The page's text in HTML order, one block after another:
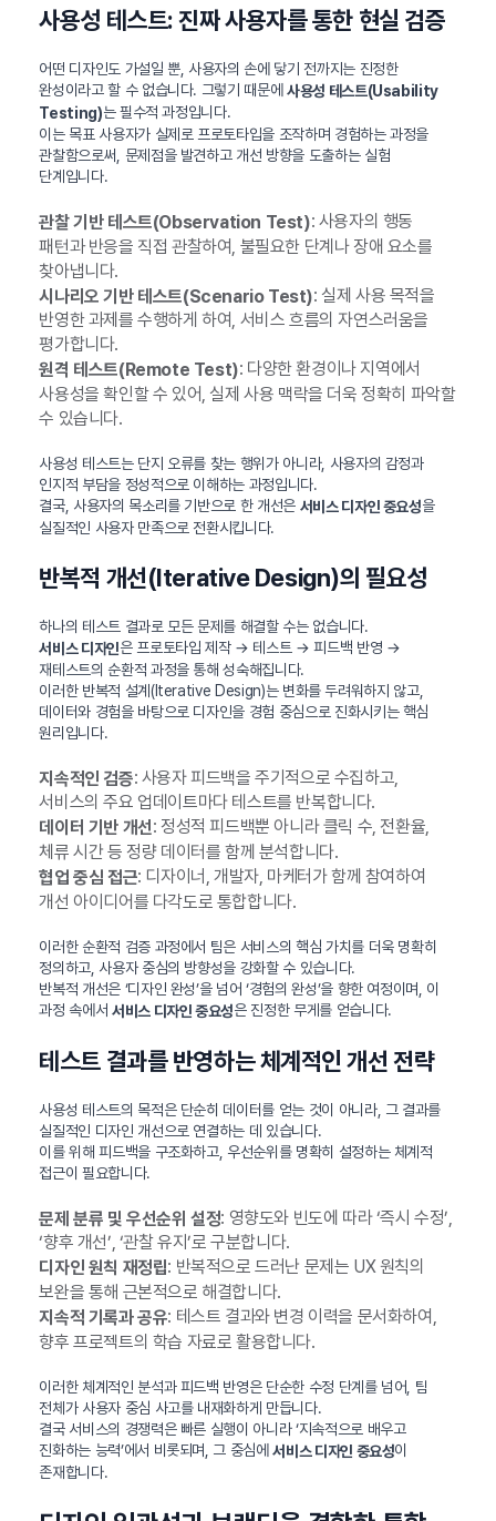
사용성 테스트: 진짜 사용자를 통한 현실 검증
어떤 디자인도 가설일 뿐, 사용자의 손에 닿기 전까지는 진정한
완성이라고 할 수 없습니다. 그렇기 때문에 사용성 테스트(Usability
Testing)는 필수적 과정입니다.
이는 목표 사용자가 실제로 프로토타입을 조작하며 경험하는 과정을
관찰함으로써, 문제점을 발견하고 개선 방향을 도출하는 실험
단계입니다.
관찰 기반 테스트(Observation Test): 사용자의 행동
패턴과 반응을 직접 관찰하여, 불필요한 단계나 장애 요소를
찾아냅니다.
시나리오 기반 테스트(Scenario Test): 실제 사용 목적을
반영한 과제를 수행하게 하여, 서비스 흐름의 자연스러움을
평가합니다.
원격 테스트(Remote Test): 다양한 환경이나 지역에서
사용성을 확인할 수 있어, 실제 사용 맥락을 더욱 정확히 파악할
수 있습니다.
사용성 테스트는 단지 오류를 찾는 행위가 아니라, 사용자의 감정과
인지적 부담을 정성적으로 이해하는 과정입니다.
결국, 사용자의 목소리를 기반으로 한 개선은 서비스 디자인 중요성을
실질적인 사용자 만족으로 전환시킵니다.
반복적 개선(Iterative Design)의 필요성
하나의 테스트 결과로 모든 문제를 해결할 수는 없습니다.
서비스 디자인은 프로토타입 제작 → 테스트 → 피드백 반영 →
재테스트의 순환적 과정을 통해 성숙해집니다.
이러한 반복적 설계(Iterative Design)는 변화를 두려워하지 않고,
데이터와 경험을 바탕으로 디자인을 경험 중심으로 진화시키는 핵심
원리입니다.
지속적인 검증: 사용자 피드백을 주기적으로 수집하고,
서비스의 주요 업데이트마다 테스트를 반복합니다.
데이터 기반 개선: 정성적 피드백뿐 아니라 클릭 수, 전환율,
체류 시간 등 정량 데이터를 함께 분석합니다.
협업 중심 접근: 디자이너, 개발자, 마케터가 함께 참여하여
개선 아이디어를 다각도로 통합합니다.
이러한 순환적 검증 과정에서 팀은 서비스의 핵심 가치를 더욱 명확히
정의하고, 사용자 중심의 방향성을 강화할 수 있습니다.
반복적 개선은 ‘디자인 완성’을 넘어 ‘경험의 완성’을 향한 여정이며, 이
과정 속에서 서비스 디자인 중요성은 진정한 무게를 얻습니다.
테스트 결과를 반영하는 체계적인 개선 전략
사용성 테스트의 목적은 단순히 데이터를 얻는 것이 아니라, 그 결과를
실질적인 디자인 개선으로 연결하는 데 있습니다.
이를 위해 피드백을 구조화하고, 우선순위를 명확히 설정하는 체계적
접근이 필요합니다.
문제 분류 및 우선순위 설정: 영향도와 빈도에 따라 ‘즉시 수정’,
‘향후 개선’, ‘관찰 유지’로 구분합니다.
디자인 원칙 재정립: 반복적으로 드러난 문제는 UX 원칙의
보완을 통해 근본적으로 해결합니다.
지속적 기록과 공유: 테스트 결과와 변경 이력을 문서화하여,
향후 프로젝트의 학습 자료로 활용합니다.
이러한 체계적인 분석과 피드백 반영은 단순한 수정 단계를 넘어, 팀
전체가 사용자 중심 사고를 내재화하게 만듭니다.
결국 서비스의 경쟁력은 빠른 실행이 아니라 ‘지속적으로 배우고
진화하는 능력’에서 비롯되며, 그 중심에서비스 디자인 중요성이
존재합니다.